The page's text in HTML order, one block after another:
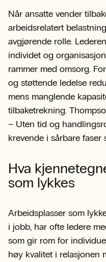
Når ansatte vender
arbeidsrelatert
avgjørende rolle.
individet og
rammer med omsorg.
og støttende ledelse
mens manglende
tilbaketrekning.
– Uten tid og
krevende i sårbare faser
Hva
som lykkes
Arbeidsplasser som
i jobb, har ofte ledere
som gir rom for
høy kvalitet i relasjonen